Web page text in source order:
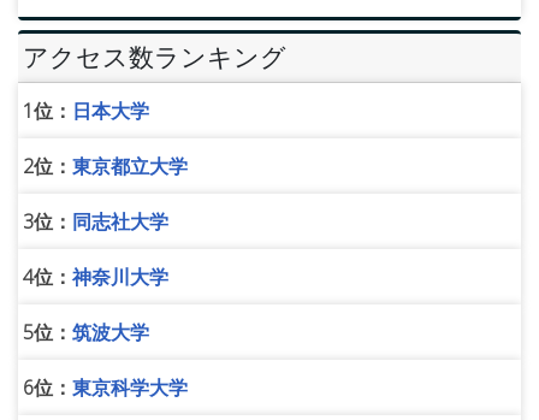
アクセス数ランキング
1位： 日本大学
2位： 東京都立大学
3位： 同志社大学
4位： 神奈川大学
5位： 筑波大学
6位： 東京科学大学